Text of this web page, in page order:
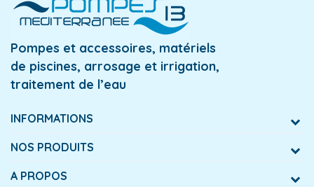
Pompes et accessoires, matériels
de piscines, arrosage et irrigation,
traitement de l’eau
INFORMATIONS
NOS PRODUITS
A PROPOS